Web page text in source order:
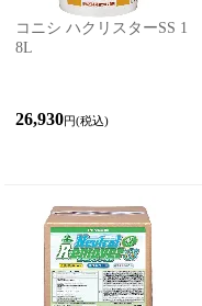
コニシ ハクリスターSS 1
8L
26,930円(税込)